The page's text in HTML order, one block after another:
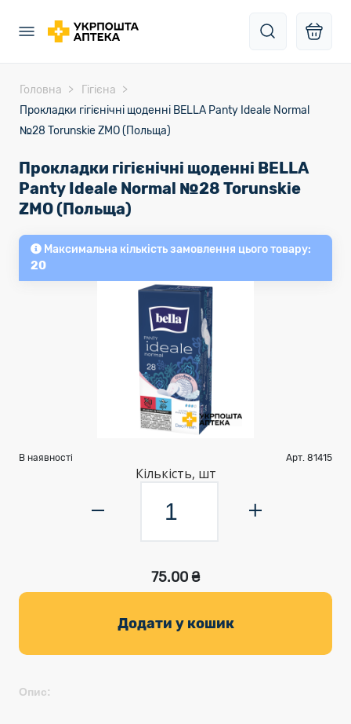
Головна
Гігієна
Прокладки гiгiєнiчнi щоденнi BELLA Panty Ideale Normal
№28 Torunskie ZMO (Польща)
Прокладки гiгiєнiчнi щоденнi BELLA
Panty Ideale Normal №28 Torunskie
ZMO (Польща)
Максимальна кількість замовлення цього товару:
20
В наявності Арт. 81415
Кількість, шт
75.00 ₴
Додати у кошик
Опис: